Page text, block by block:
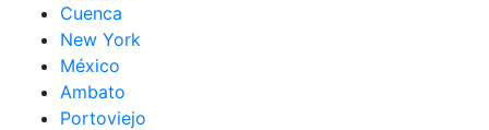
Cuenca
New York
México
Ambato
Portoviejo